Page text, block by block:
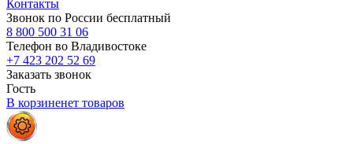
Контакты
Звонок по России бесплатный
8 800 500 31 06
Телефон во Владивостоке
+7 423 202 52 69
Заказать звонок
Гость
В корзиненет товаров